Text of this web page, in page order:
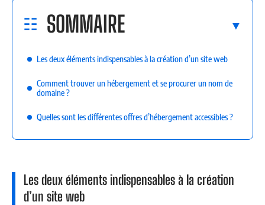
SOMMAIRE
Les deux éléments indispensables à la création d’un site web
Comment trouver un hébergement et se procurer un nom de
domaine ?
Quelles sont les différentes offres d’hébergement accessibles ?
Les deux éléments indispensables à la création
d’un site web